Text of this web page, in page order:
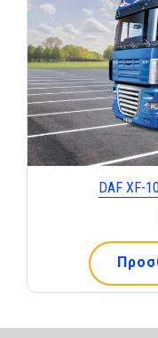
DAF XF-